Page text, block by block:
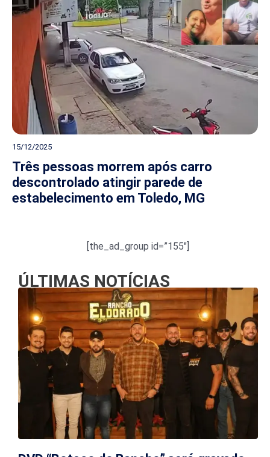
15/12/2025
Três pessoas morrem após carro
descontrolado atingir parede de
estabelecimento em Toledo, MG
[the_ad_group id=”155″]
ÚLTIMAS NOTÍCIAS